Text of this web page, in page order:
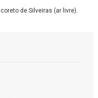
de Silveiras (ar livre).